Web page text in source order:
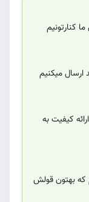
کنارتونیم
ارسال میکنیم
کیفیت به
که بهتون قولش